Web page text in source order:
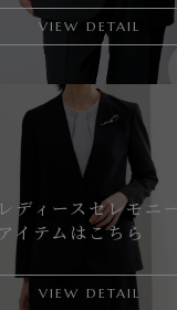
VIEW DETAIL
レディースセレモニー
アイテムはこちら
VIEW DETAIL